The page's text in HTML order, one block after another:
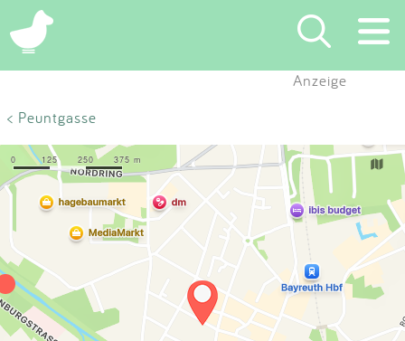
×
Eintragen
App
Blog
Partner
Anzeige
< Peuntgasse